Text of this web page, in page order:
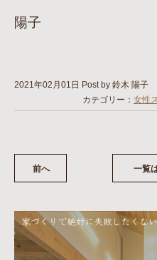
陽子
2021年02月01日 Post by 鈴木 陽子
カテゴリー： 女性
前へ 一覧